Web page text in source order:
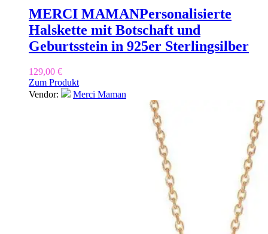
MERCI MAMANPersonalisierte
Halskette mit Botschaft und
Geburtsstein in 925er Sterlingsilber
129,00 €
Zum Produkt
Vendor:
Merci Maman